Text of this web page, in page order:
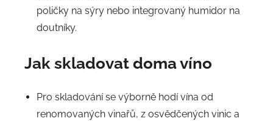
poličky na sýry nebo integrovaný humidor na
doutníky.
Jak skladovat doma víno
Pro skladování se výborně hodí vína od
renomovaných vinařů, z osvědčených vinic a